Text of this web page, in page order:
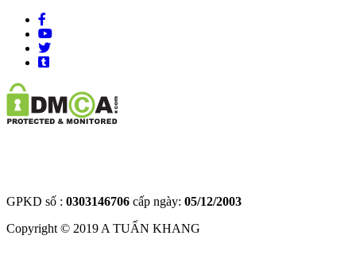
GPKD số : 0303146706 cấp ngày: 05/12/2003
Copyright © 2019 A TUẤN KHANG